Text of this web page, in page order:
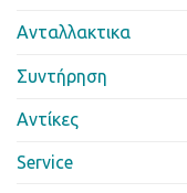
Ανταλλακτικα
Συντήρηση
Αντίκες
Service